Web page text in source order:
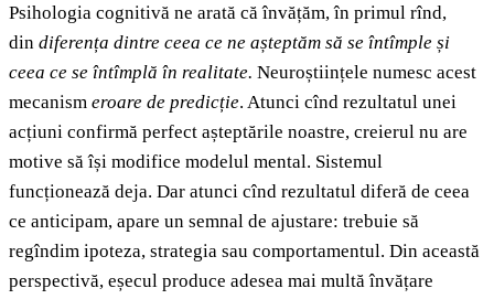
Psihologia cognitivă ne arată că învățăm, în primul rînd,
din diferența dintre ceea ce ne așteptăm să se întîmple și
ceea ce se întîmplă în realitate. Neuroștiințele numesc acest
mecanism eroare de predicție. Atunci cînd rezultatul unei
acțiuni confirmă perfect așteptările noastre, creierul nu are
motive să își modifice modelul mental. Sistemul
funcționează deja. Dar atunci cînd rezultatul diferă de ceea
ce anticipam, apare un semnal de ajustare: trebuie să
regîndim ipoteza, strategia sau comportamentul. Din această
perspectivă, eșecul produce adesea mai multă învățare